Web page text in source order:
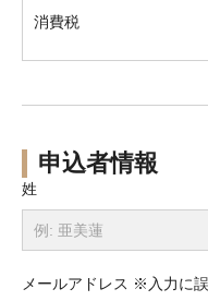
消費税
申込者情報
姓
メールアドレス ※入力に